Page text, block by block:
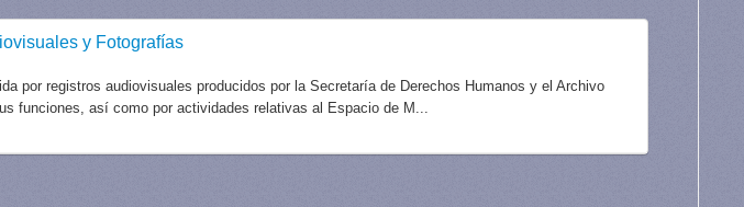
y Fotografías
por registros audiovisuales producidos por la Secretaría de Derechos Humanos y el Archivo
funciones, así como por actividades relativas al Espacio de M...